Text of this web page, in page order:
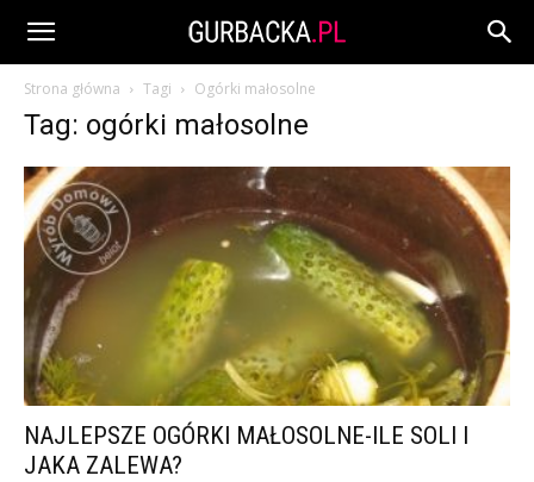
Strona główna Tagi Ogórki małosolne
Tag: ogórki małosolne
NAJLEPSZE OGÓRKI MAŁOSOLNE-ILE SOLI I
JAKA ZALEWA?